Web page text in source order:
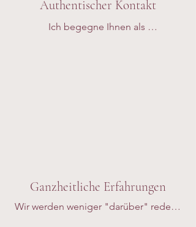
Authentischer Kontakt
Ich begegne Ihnen als
Ganzheitliche Erfahrungen
Wir werden weniger "darüber" reden,